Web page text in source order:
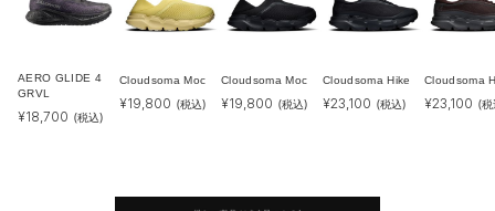
AERO GLIDE 4
GRVL
¥18,700 (税込)
Cloudsoma Moc
¥19,800 (税込)
Cloudsoma Moc
¥19,800 (税込)
Cloudsoma Hike
¥23,100 (税込)
Cloudsoma
¥23,100 (